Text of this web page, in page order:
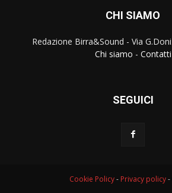
CHI SIAMO
Redazione Birra&Sound - Via
Chi siamo - Contatti
SEGUICI
Cookie Policy- Privacy policy-